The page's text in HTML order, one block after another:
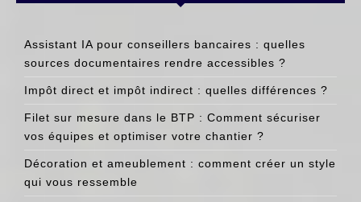
Assistant IA pour conseillers bancaires : quelles
sources documentaires rendre accessibles ?
Impôt direct et impôt indirect : quelles différences ?
Filet sur mesure dans le BTP : Comment sécuriser
vos équipes et optimiser votre chantier ?
Décoration et ameublement : comment créer un style
qui vous ressemble